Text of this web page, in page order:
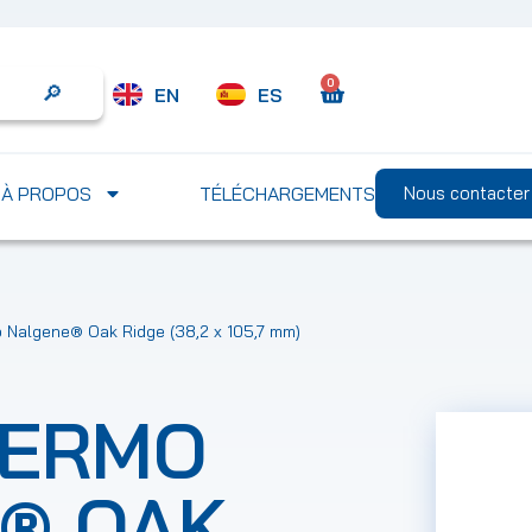
Search EN ES
0
À PROPOS TÉLÉCHARGEMENTS Nous contacter
Oak Ridge (38,2 x 105,7 mm)